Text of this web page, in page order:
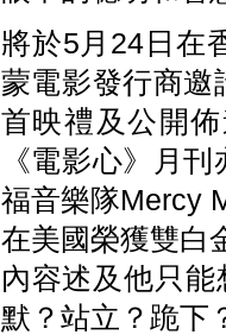
將於5月24日在
蒙電影發行商邀
首映禮及公開
《電影心》月
福音樂隊Mercy
在美國榮獲雙白
內容述及他只
默？站立？跪下